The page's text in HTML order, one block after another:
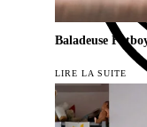
Baladeuse
LIRE LA SUITE